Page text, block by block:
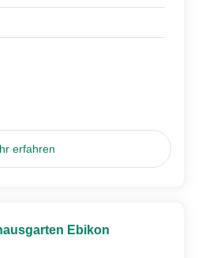
erfahren
Ebikon